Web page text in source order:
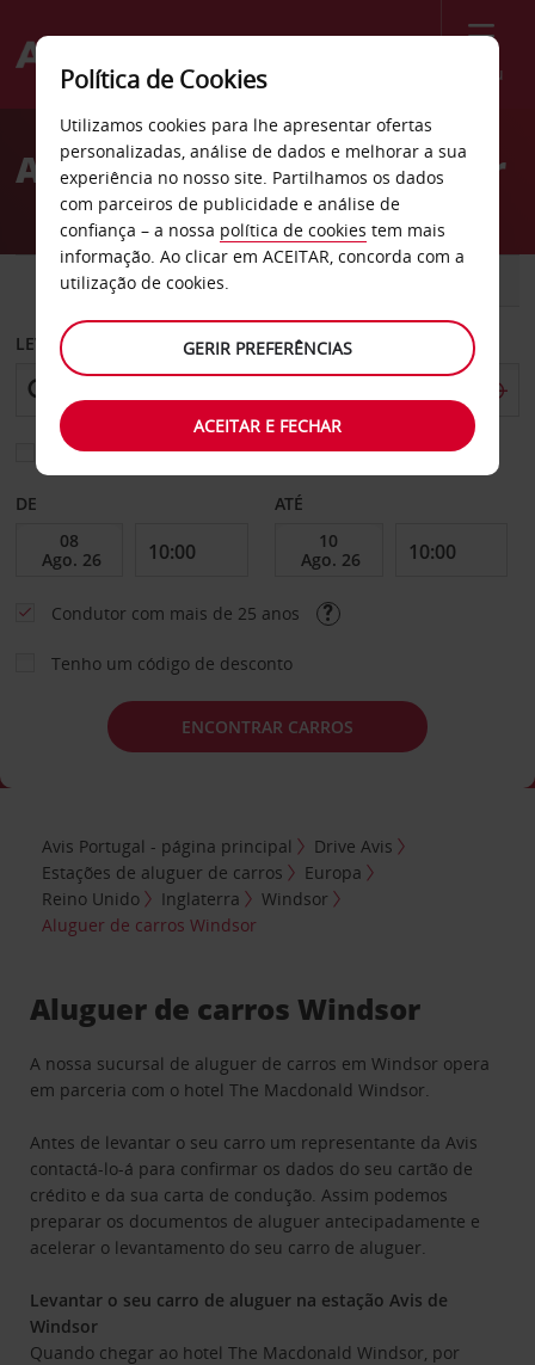
Menu
Welcome
AvisAluguer de carros Windsor
CARRO
LEVANTAR EM
Escolher uma estação de devolução diferente
DE ATÉ
Condutor com mais de 25 anos
Tenho um código de desconto
ENCONTRAR CARROS
Avis Portugal - página principal
Drive Avis
Estações de aluguer de carros
Europa
Reino Unido
Inglaterra
Windsor
Aluguer de carros Windsor
Aluguer de carros Windsor
A nossa sucursal de aluguer de carros em Windsor opera
em parceria com o hotel The Macdonald Windsor.
Antes de levantar o seu carro um representante da Avis
contactá-lo-á para confirmar os dados do seu cartão de
crédito e da sua carta de condução. Assim podemos
preparar os documentos de aluguer antecipadamente e
acelerar o levantamento do seu carro de aluguer.
Levantar o seu carro de aluguer na estação Avis de
Windsor
Quando chegar ao hotel The Macdonald Windsor, por
Política de Cookies
Utilizamos cookies para lhe apresentar ofertas
personalizadas, análise de dados e melhorar a sua
experiência no nosso site. Partilhamos os dados
com parceiros de publicidade e análise de
confiança – a nossa política de cookies tem mais
informação. Ao clicar em ACEITAR, concorda com a
utilização de cookies.
GERIR PREFERÊNCIAS
ACEITAR E FECHAR